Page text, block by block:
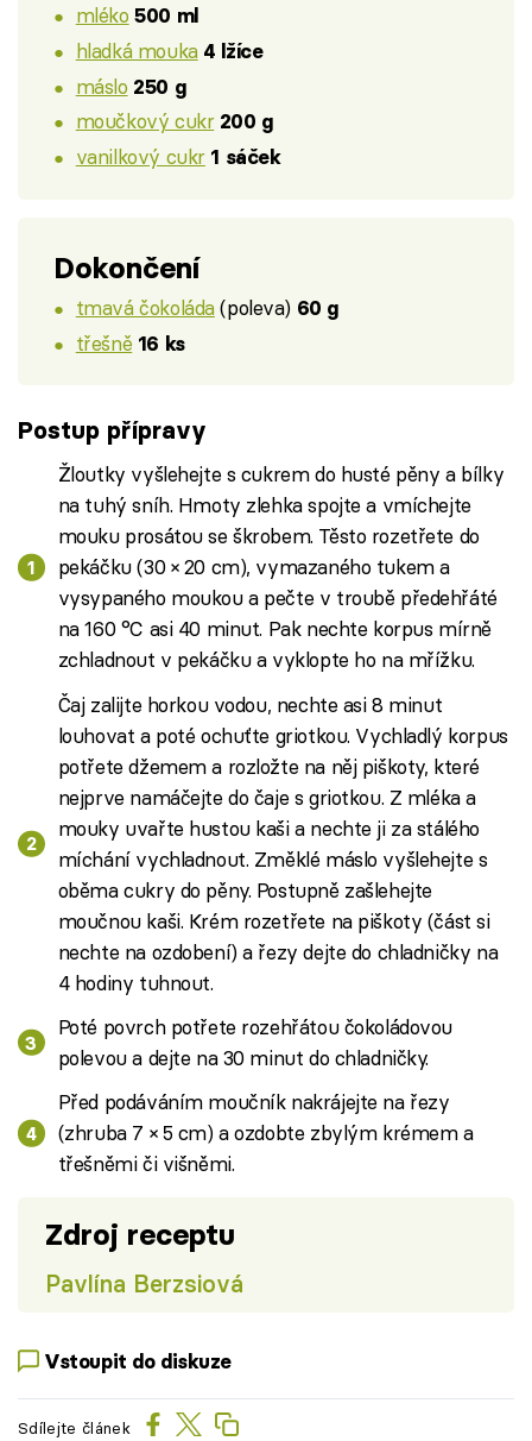
mléko 500 ml
hladká mouka 4 lžíce
máslo 250 g
moučkový cukr 200 g
vanilkový cukr 1 sáček
Dokončení
tmavá čokoláda(poleva) 60 g
třešně 16 ks
Postup přípravy
Žloutky vyšlehejte s cukrem do husté pěny a bílky
na tuhý sníh. Hmoty zlehka spojte a vmíchejte
mouku prosátou se škrobem. Těsto rozetřete do
pekáčku (30 × 20 cm), vymazaného tukem a
vysypaného moukou a pečte v troubě předehřáté
na 160 °C asi 40 minut. Pak nechte korpus mírně
zchladnout v pekáčku a vyklopte ho na mřížku.
Čaj zalijte horkou vodou, nechte asi 8 minut
louhovat a poté ochuťte griotkou. Vychladlý korpus
potřete džemem a rozložte na něj piškoty, které
nejprve namáčejte do čaje s griotkou. Z mléka a
mouky uvařte hustou kaši a nechte ji za stálého
míchání vychladnout. Změklé máslo vyšlehejte s
oběma cukry do pěny. Postupně zašlehejte
moučnou kaši. Krém rozetřete na piškoty (část si
nechte na ozdobení) a řezy dejte do chladničky na
4 hodiny tuhnout.
Poté povrch potřete rozehřátou čokoládovou
polevou a dejte na 30 minut do chladničky.
Před podáváním moučník nakrájejte na řezy
(zhruba 7 × 5 cm) a ozdobte zbylým krémem a
třešněmi či višněmi.
Zdroj receptu
Pavlína Berzsiová
Vstoupit do diskuze
Sdílejte článek